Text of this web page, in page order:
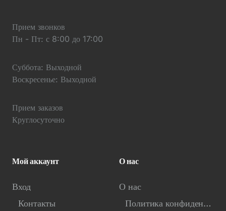
Прием звонков
Пн - Пт: с 8:00 до 17:00
Суббота: Выходной
Воскресенье: Выходной
Прием заказов
Круглосуточно
Мой аккаунт
Вход
Контакты
О нас
О нас
Политика конфиденциальности